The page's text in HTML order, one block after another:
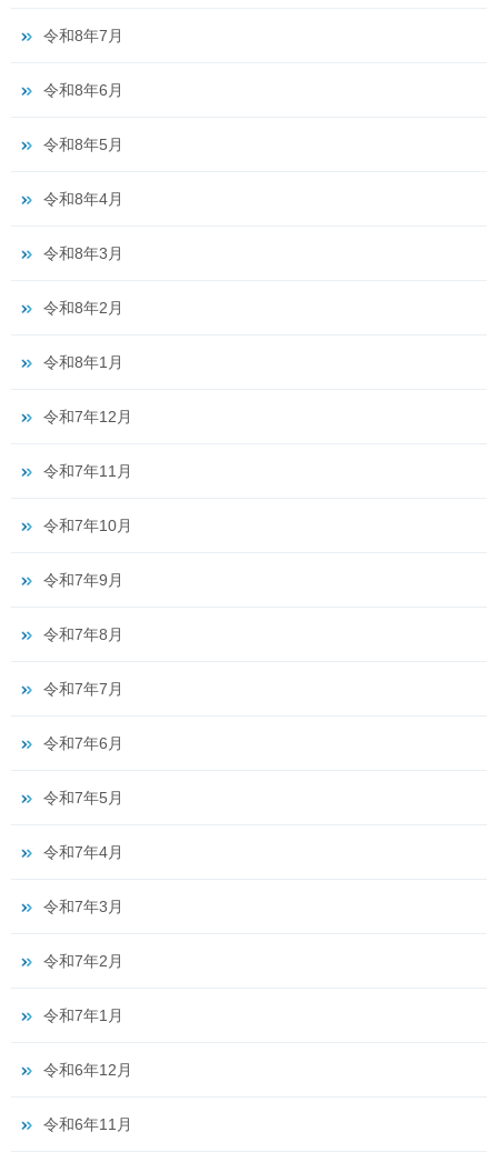
令和8年7月
令和8年6月
令和8年5月
令和8年4月
令和8年3月
令和8年2月
令和8年1月
令和7年12月
令和7年11月
令和7年10月
令和7年9月
令和7年8月
令和7年7月
令和7年6月
令和7年5月
令和7年4月
令和7年3月
令和7年2月
令和7年1月
令和6年12月
令和6年11月